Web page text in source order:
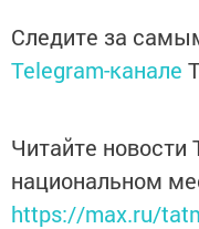
Следите за
Telegram-канале
Читайте новости
национальном
https://max.ru/